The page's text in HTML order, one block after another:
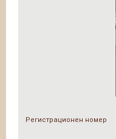
Регистрационен номер